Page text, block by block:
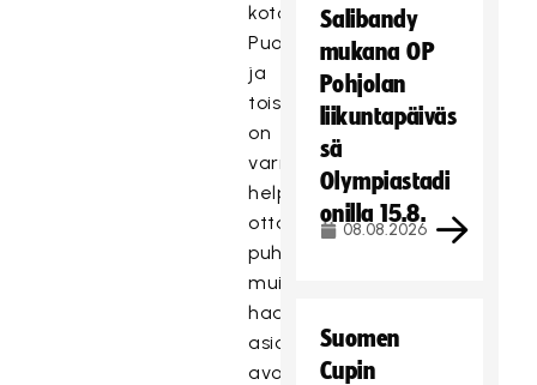
kotona.
Puolin
ja
toisin
on
varmasti
helpompi
ottaa
puheeksi
muitakin
haastavia
asioita
avoimesti.
Salibandy
mukana OP
Pohjolan
liikuntapäiväs
sä
Olympiastadi
onilla 15.8.
08.08.2026
Suomen
Cupin